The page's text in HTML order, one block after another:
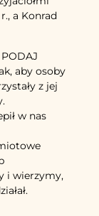
a Konrad
aby osoby
z jej
w nas
i wierzymy,